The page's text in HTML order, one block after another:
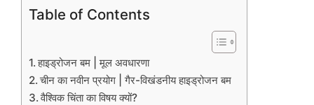
Table of Contents
हाइड्रोजन बम | मूल अवधारणा
चीन का नवीन प्रयोग | गैर-विखंडनीय हाइड्रोजन बम
वैश्विक चिंता का विषय क्यों?